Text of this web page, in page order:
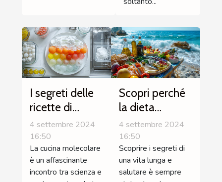
I segreti delle
ricette di
cucina
molecolare
semplici da
realizzare
4 settembre 2024
16:50
La cucina molecolare
è un affascinante
incontro tra scienza e
Scopri perché
la dieta
mediterranea
allunga la vita
4 settembre 2024
16:50
Scoprire i segreti di
una vita lunga e
salutare è sempre